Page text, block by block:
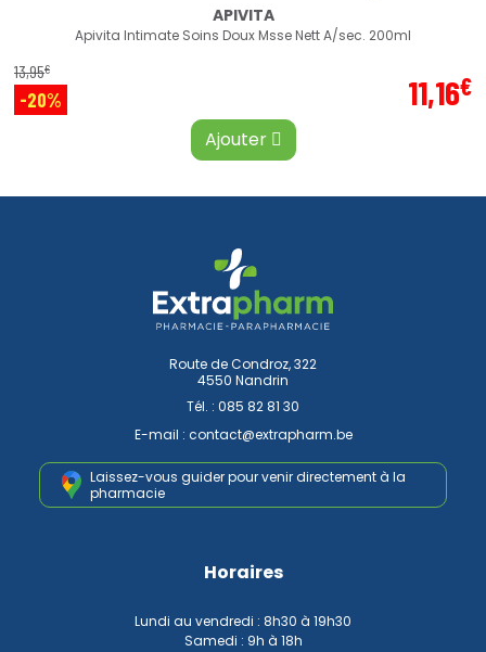
APIVITA
Apivita Intimate Soins Doux Msse Nett A/sec. 200ml
13,95€
-20% 11,16€
Ajouter
Route de Condroz, 322
4550 Nandrin
Tél. : 085 82 81 30
E-mail : contact@extrapharm.be
Laissez-vous guider pour venirdirectement à la
pharmacie
Horaires
Lundi au vendredi : 8h30 à 19h30
Samedi : 9h à 18h